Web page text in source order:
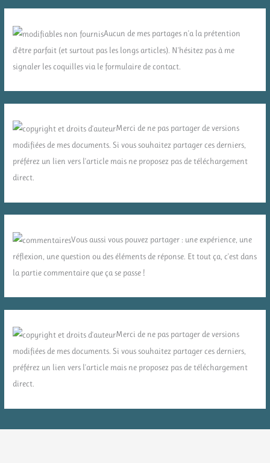
Aucun de mes partages n'a la prétention
d'être parfait (et surtout pas les longs articles). N'hésitez pas à me
signaler les coquilles via le formulaire de contact.
Merci de ne pas partager de versions
modifiées de mes documents. Si vous souhaitez partager ces derniers,
préférez un lien vers l'article mais ne proposez pas de téléchargement
direct.
Vous aussi vous pouvez partager : une expérience, une
réflexion, une question ou des éléments de réponse. Et tout ça, c'est dans
la partie commentaire que ça se passe !
Merci de ne pas partager de versions
modifiées de mes documents. Si vous souhaitez partager ces derniers,
préférez un lien vers l'article mais ne proposez pas de téléchargement
direct.